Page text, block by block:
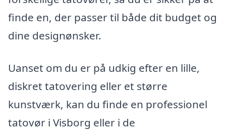
finde en, der passer til både dit budget og
dine designønsker.
Uanset om du er på udkig efter en lille,
diskret tatovering eller et større
kunstværk, kan du finde en professionel
tatovør i Visborg eller i de